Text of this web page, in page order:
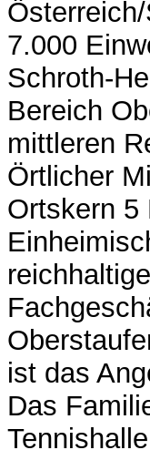
7.000
Schroth-
Bereich
mittleren
Örtlicher
Ortskern 5
ist das
Das